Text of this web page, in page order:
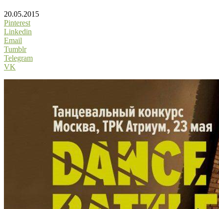
20.05.2015
Pinterest
Linkedin
Email
Tumblr
Telegram
VK